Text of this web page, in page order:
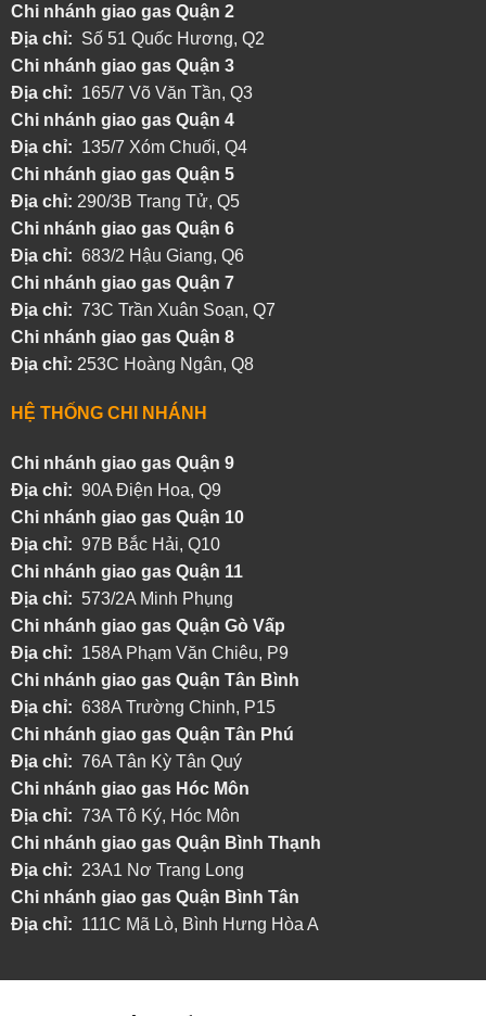
Chi nhánh giao gas Quận 2
Địa chỉ: Số 51 Quốc Hương, Q2
Chi nhánh giao gas Quận 3
Địa chỉ: 165/7 Võ Văn Tần, Q3
Chi nhánh giao gas Quận 4
Địa chỉ: 135/7 Xóm Chuối, Q4
Chi nhánh giao gas Quận 5
Địa chỉ: 290/3B Trang Tử, Q5
Chi nhánh giao gas Quận 6
Địa chỉ: 683/2 Hậu Giang, Q6
Chi nhánh giao gas Quận 7
Địa chỉ: 73C Trần Xuân Soạn, Q7
Chi nhánh giao gas Quận 8
Địa chỉ: 253C Hoàng Ngân, Q8
HỆ THỐNG CHI NHÁNH
Chi nhánh giao gas Quận 9
Địa chỉ: 90A Điện Hoa, Q9
Chi nhánh giao gas Quận 10
Địa chỉ: 97B Bắc Hải, Q10
Chi nhánh giao gas Quận 11
Địa chỉ: 573/2A Minh Phụng
Chi nhánh giao gas Quận Gò Vấp
Địa chỉ: 158A Phạm Văn Chiêu, P9
Chi nhánh giao gas Quận Tân Bình
Địa chỉ: 638A Trường Chinh, P15
Chi nhánh giao gas Quận Tân Phú
Địa chỉ: 76A Tân Kỳ Tân Quý
Chi nhánh giao gas Hóc Môn
Địa chỉ: 73A Tô Ký, Hóc Môn
Chi nhánh giao gas Quận Bình Thạnh
Địa chỉ: 23A1 Nơ Trang Long
Chi nhánh giao gas Quận Bình Tân
Địa chỉ: 111C Mã Lò, Bình Hưng Hòa A